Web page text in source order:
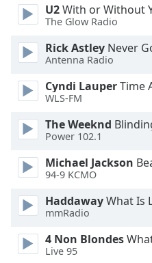
Opacity
Text
Background
Area
Background
Color
U2With or Without
The Glow Radio
Rick Astley Never
Antenna Radio
Cyndi LauperTime
WLS-FM
The Weeknd
Power 102.1
Michael Jackson
94-9 KCMO
HaddawayWhat Is
mmRadio
4 Non Blondes
Live 95